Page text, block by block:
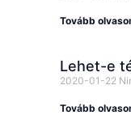
Tovább
Lehet-e
2020-01-22
Tovább